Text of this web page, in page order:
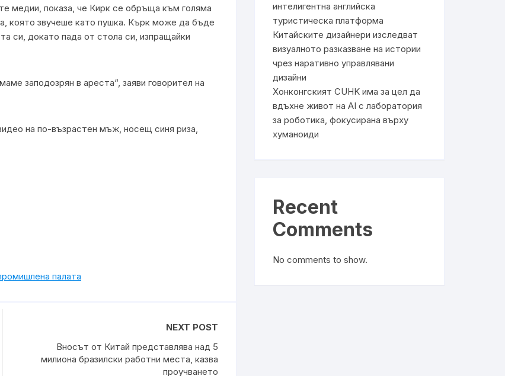
медии, показа, че Кирк се обръща към голяма
която звучеше като пушка. Кърк може да бъде
си, докато пада от стола си, изпращайки
заподозрян в ареста“, заяви говорител на
на по-възрастен мъж, носещ синя риза,
палaта
NEXT POST
Вносът от Китай представлява над 5
милиона бразилски работни места, казва
проучването
интелигентна английска
туристическа платформа
Китайските дизайнери изследват
визуалното разказване на истории
чрез наративно управлявани
дизайни
Хонконгският CUHK има за цел да
вдъхне живот на AI с лаборатория
за роботика, фокусирана върху
хуманоиди
Recent
Comments
No comments to show.